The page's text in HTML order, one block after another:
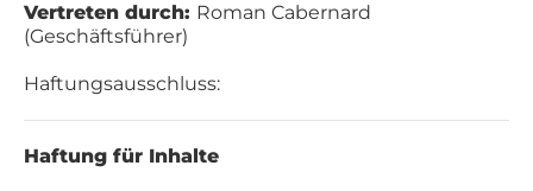
Vertreten durch: Roman Cabernard
(Geschäftsführer)
Haftungsausschluss:
Haftung für Inhalte